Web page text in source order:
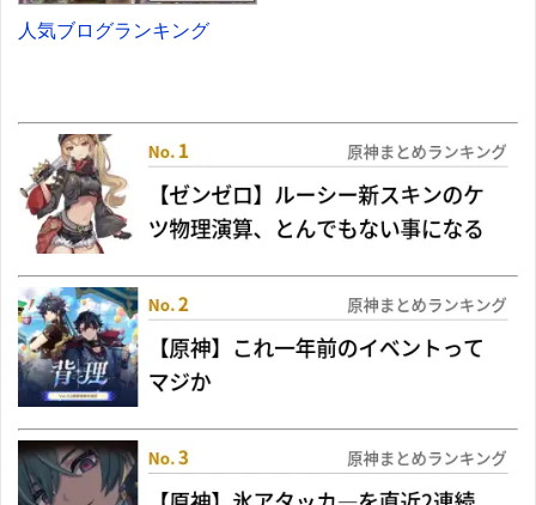
価格：¥9,980
人気ブログランキング